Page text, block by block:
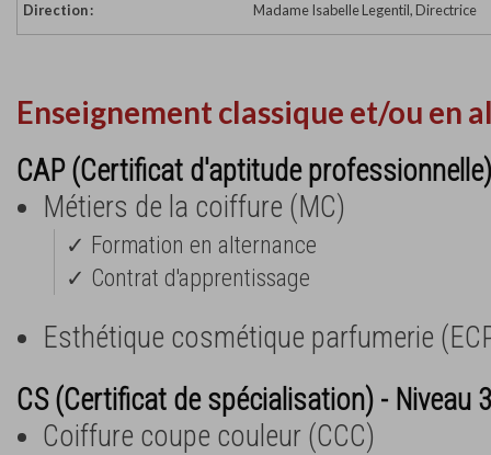
Direction : Madame Isabelle Legentil, Directrice
Enseignement classique et/ou en
CAP (Certificat d'aptitude professionnelle)
Métiers de la coiffure (MC)
✓ Formation en alternance
✓ Contrat d'apprentissage
Esthétique cosmétique parfumerie
CS (Certificat de spécialisation) - Niveau 3
Coiffure coupe couleur (CCC)